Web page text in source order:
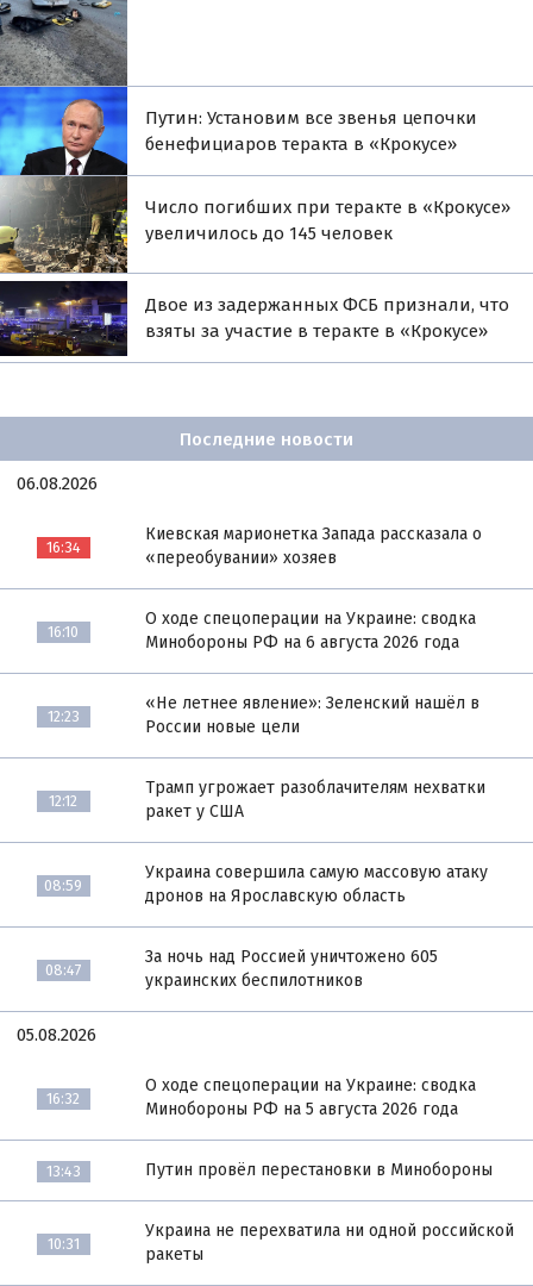
Путин: Установим все звенья цепочки
бенефициаров теракта в «Крокусе»
Число погибших при теракте в «Крокусе»
увеличилось до 145 человек
Двое из задержанных ФСБ признали, что
взяты за участие в теракте в «Крокусе»
Последние новости
06.08.2026
16:34
Киевская марионетка Запада рассказала о
«переобувании» хозяев
16:10
О ходе спецоперации на Украине: сводка
Минобороны РФ на 6 августа 2026 года
12:23
«Не летнее явление»: Зеленский нашёл в
России новые цели
12:12
Трамп угрожает разоблачителям нехватки
ракет у США
08:59
Украина совершила самую массовую атаку
дронов на Ярославскую область
08:47
За ночь над Россией уничтожено 605
украинских беспилотников
05.08.2026
16:32
О ходе спецоперации на Украине: сводка
Минобороны РФ на 5 августа 2026 года
13:43 Путин провёл перестановки в Минобороны
10:31
Украина не перехватила ни одной российской
ракеты